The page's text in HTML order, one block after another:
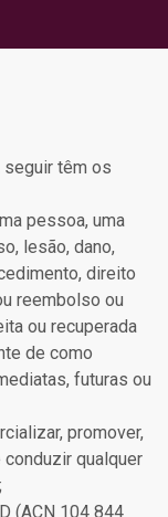
têm os
pessoa, uma
lesão, dano,
direito
reembolso ou
ou recuperada
de como
futuras ou
promover,
qualquer
(ACN 104 844